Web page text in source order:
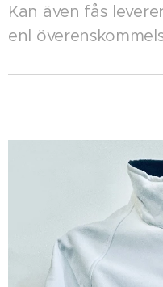
Kan även fås
enl